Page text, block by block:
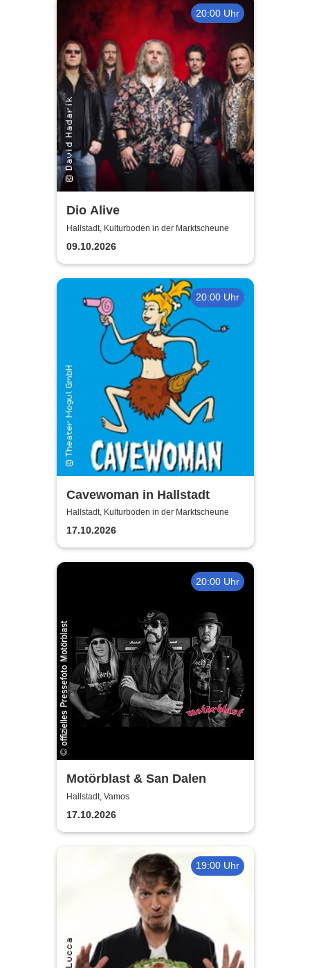
20:00 Uhr
Dio Alive
Hallstadt, Kulturboden in der Marktscheune
09.10.2026
20:00 Uhr
Cavewoman in Hallstadt
Hallstadt, Kulturboden in der Marktscheune
17.10.2026
20:00 Uhr
Motörblast & San Dalen
Hallstadt, Vamos
17.10.2026
19:00 Uhr